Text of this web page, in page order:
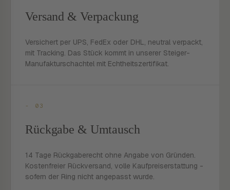
Versand & Verpackung
Versichert per UPS, FedEx oder DHL, neutral verpackt,
mit Tracking. Das Stück kommt in unserer Steiger-
Manufakturschachtel mit Echtheitszertifikat.
- 03
Rückgabe & Umtausch
14 Tage Rückgaberecht ohne Angabe von Gründen.
Kostenfreier Rückversand, volle Kaufpreiserstattung -
sofern der Ring nicht angepasst wurde.